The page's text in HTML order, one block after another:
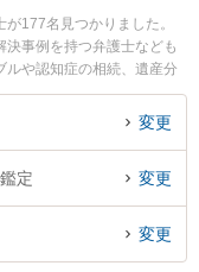
177名見つかりました。
事例を持つ弁護士なども
や認知症の相続、遺産分
。特に法律事務所wayの関
士、ネクスパート法律事務
ラブル解決の実績豊富な
財産調査・鑑定を法律相談
困りの相談者さんにおす
変更
定 変更
変更